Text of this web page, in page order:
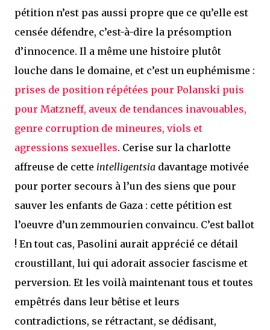
pétition n’est pas aussi propre que ce qu’elle est
censée défendre, c’est-à-dire la présomption
d’innocence. Il a même une histoire plutôt
louche dans le domaine, et c’est un euphémisme :
prises de position répétées pour Polanski puis
pour Matzneff, aveux de tendances inavouables,
genre corruption de mineures, viols et
agressions sexuelles. Cerise sur la charlotte
affreuse de cette intelligentsia davantage motivée
pour porter secours à l’un des siens que pour
sauver les enfants de Gaza : cette pétition est
l’oeuvre d’un zemmourien convaincu. C’est ballot
! En tout cas, Pasolini aurait apprécié ce détail
croustillant, lui qui adorait associer fascisme et
perversion. Et les voilà maintenant tous et toutes
empêtrés dans leur bêtise et leurs
contradictions, se rétractant, se dédisant,